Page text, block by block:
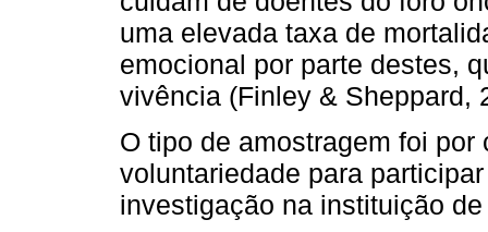
uma elevada taxa de
emocional por parte destes,
vivência (Finley & Sheppard,
O tipo de amostragem foi
voluntariedade para
investigação na instituição